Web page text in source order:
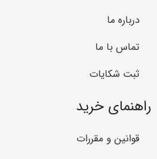
درباره ما
تماس با ما
ثبت شکایات
راهنمای خرید
قوانین و مقررات